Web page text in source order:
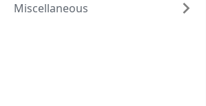
Miscellaneous